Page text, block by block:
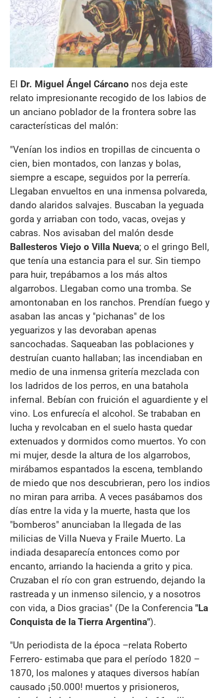
El Dr. Miguel Ángel Cárcano nos deja este
relato impresionante recogido de los labios de
un anciano poblador de la frontera sobre las
características del malón:
"Venían los indios en tropillas de cincuenta o
cien, bien montados, con lanzas y bolas,
siempre a escape, seguidos por la perrería.
Llegaban envueltos en una inmensa polvareda,
dando alaridos salvajes. Buscaban la yeguada
gorda y arriaban con todo, vacas, ovejas y
cabras. Nos avisaban del malón desde
Ballesteros Viejo o Villa Nueva; o el gringo Bell,
que tenía una estancia para el sur. Sin tiempo
para huir, trepábamos a los más altos
algarrobos. Llegaban como una tromba. Se
amontonaban en los ranchos. Prendían fuego y
asaban las ancas y "pichanas" de los
yeguarizos y las devoraban apenas
sancochadas. Saqueaban las poblaciones y
destruían cuanto hallaban; las incendiaban en
medio de una inmensa gritería mezclada con
los ladridos de los perros, en una batahola
infernal. Bebían con fruición el aguardiente y el
vino. Los enfurecía el alcohol. Se trababan en
lucha y revolcaban en el suelo hasta quedar
extenuados y dormidos como muertos. Yo con
mi mujer, desde la altura de los algarrobos,
mirábamos espantados la escena, temblando
de miedo que nos descubrieran, pero los indios
no miran para arriba. A veces pasábamos dos
días entre la vida y la muerte, hasta que los
"bomberos" anunciaban la llegada de las
milicias de Villa Nueva y Fraile Muerto. La
indiada desaparecía entonces como por
encanto, arriando la hacienda a grito y pica.
Cruzaban el río con gran estruendo, dejando la
rastreada y un inmenso silencio, y a nosotros
con vida, a Dios gracias" (De la Conferencia "La
Conquista de la Tierra Argentina").
"Un periodista de la época –relata Roberto
Ferrero- estimaba que para el período 1820 –
1870, los malones y ataques diversos habían
causado ¡50.000! muertos y prisioneros,